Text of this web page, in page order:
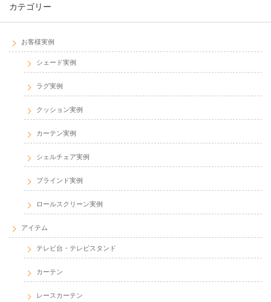
カテゴリー
お客様実例
シェード実例
ラグ実例
クッション実例
カーテン実例
シェルチェア実例
ブラインド実例
ロールスクリーン実例
アイテム
テレビ台・テレビスタンド
カーテン
レースカーテン